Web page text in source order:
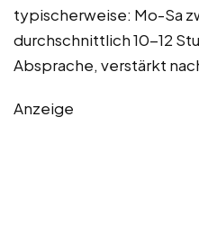
typischerweise: Mo-Sa
durchschnittlich 10-12
Absprache, verstärkt
Anzeige